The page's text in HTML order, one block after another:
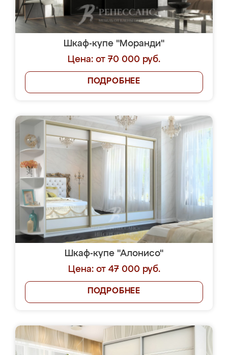
Шкаф-купе "Моранди"
Цена: от 70 000 руб.
ПОДРОБНЕЕ
Шкаф-купе "Алонисо"
Цена: от 47 000 руб.
ПОДРОБНЕЕ